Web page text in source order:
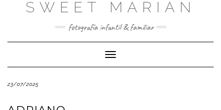
SWEET MARIAN
fotografía infantil & familiar
Cambiar
modo
23/07/2025